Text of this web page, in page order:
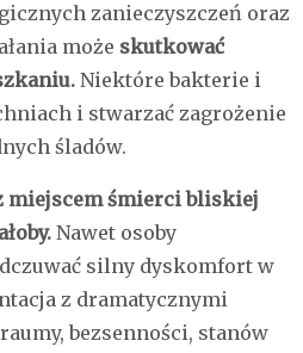
zanieczyszczeń oraz
może skutkować
Niektóre bakterie i
i stwarzać zagrożenie
śladów.
miejscem śmierci bliskiej
Nawet osoby
silny dyskomfort w
z dramatycznymi
bezsenności, stanów